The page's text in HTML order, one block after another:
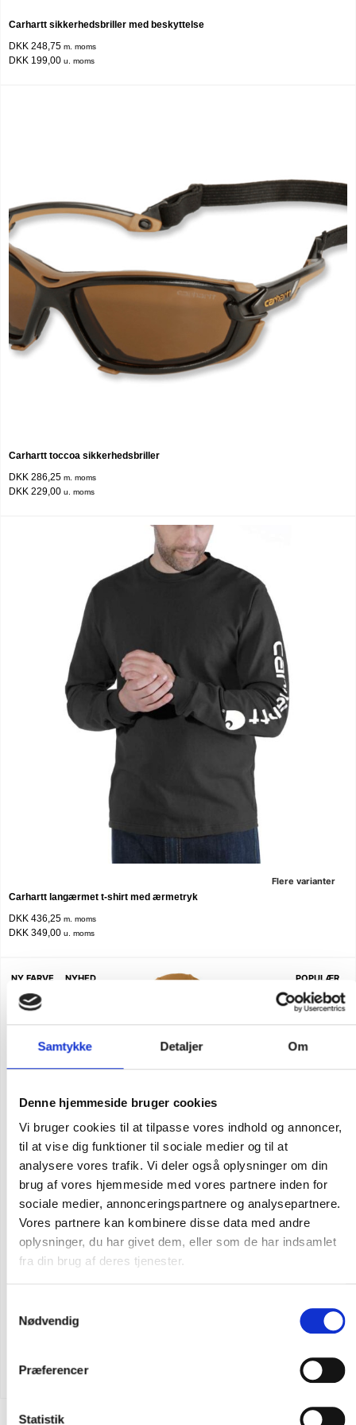
Samtykke Detaljer Om
Denne hjemmeside bruger cookies
Vi bruger cookies til at tilpasse vores indhold og annoncer,
til at vise dig funktioner til sociale medier og til at
analysere vores trafik. Vi deler også oplysninger om din
brug af vores hjemmeside med vores partnere inden for
sociale medier, annonceringspartnere og analysepartnere.
Vores partnere kan kombinere disse data med andre
oplysninger, du har givet dem, eller som de har indsamlet
fra din brug af deres tjenester.
Nødvendig
Præferencer
Statistik
Carhartt sikkerhedsbriller med beskyttelse
DKK 248,75 m. moms
DKK 199,00 u. moms
Carhartt toccoa sikkerhedsbriller
DKK 286,25 m. moms
DKK 229,00 u. moms
Flere varianter
Carhartt langærmet t-shirt med ærmetryk
DKK 436,25 m. moms
DKK 349,00 u. moms
NY FARVE NYHED POPULÆR
Flere varianter
DKK 579,00u. moms